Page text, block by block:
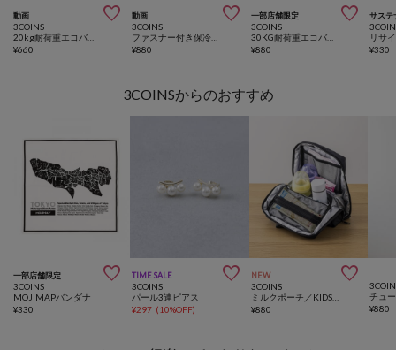
動画 
3COINS
¥660
動画 
3COINS
¥880
一部店舗限定 
3COINS
30KG耐荷重エコバッグ
¥880
サステ
リサ
¥330
3COINSからのおすすめ
一部店舗限定 
3COINS
MOJIMAPバンダナ
¥330
TIME SALE 
3COINS
パール3連ピアス
¥297 (10%OFF)
NEW 
3COINS
ミルクポーチ／KIDSトラベル
¥880 ¥880